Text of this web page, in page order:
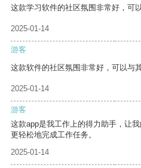
这款学习软件的社区氛围非常好，可
2025-01-14
游客
这款软件的社区氛围非常好，可以与
2025-01-14
游客
这款app是我工作上的得力助手，让
更轻松地完成工作任务。
2025-01-14